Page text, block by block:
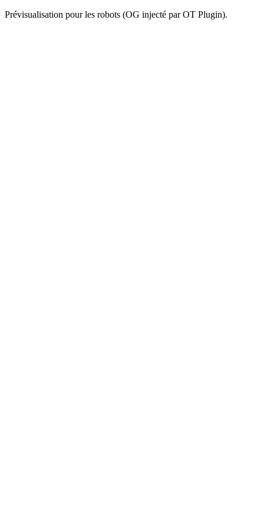
Prévisualisation pour les robots (OG injecté par OT Plugin).